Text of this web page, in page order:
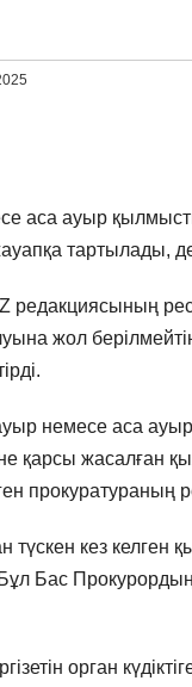
аса ауыр
тартылады,
редакциясының
жол
немесе аса
қарсы
түскен кез
Бас
орган